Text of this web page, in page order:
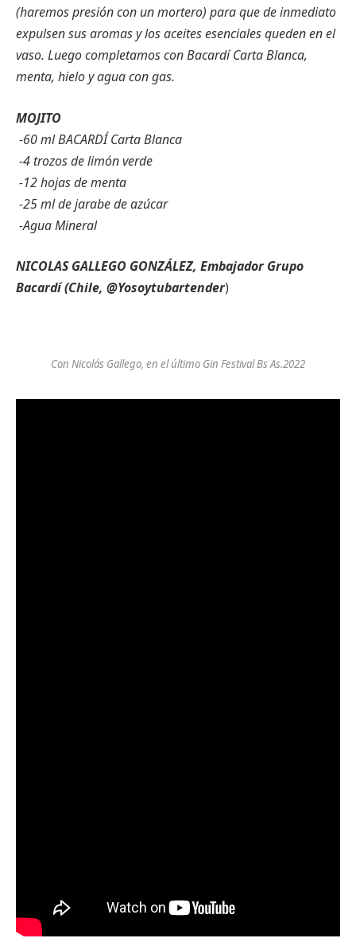
(haremos presión con un mortero) para que de inmediato
expulsen sus aromas y los aceites esenciales queden en el
vaso. Luego completamos con Bacardí Carta Blanca,
menta, hielo y agua con gas.
MOJITO
-60 ml BACARDÍ Carta Blanca
-4 trozos de limón verde
-12 hojas de menta
-25 ml de jarabe de azúcar
-Agua Mineral
NICOLAS GALLEGO GONZÁLEZ, Embajador Grupo
Bacardí (Chile, @Yosoytubartender)
Con Nicolás Gallego, en el último Gin Festival Bs As.2022